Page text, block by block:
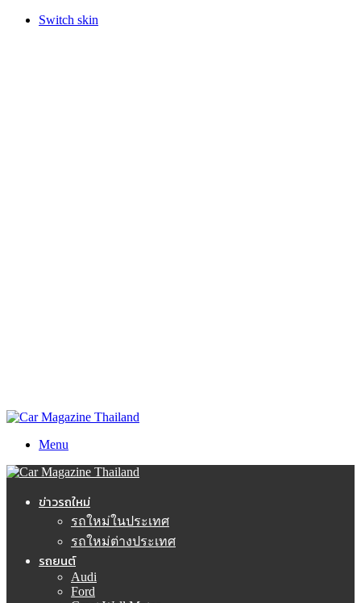
Switch skin
Menu
ข่าวรถใหม่
รถใหม่ในประเทศ
รถใหม่ต่างประเทศ
รถยนต์
Audi
Ford